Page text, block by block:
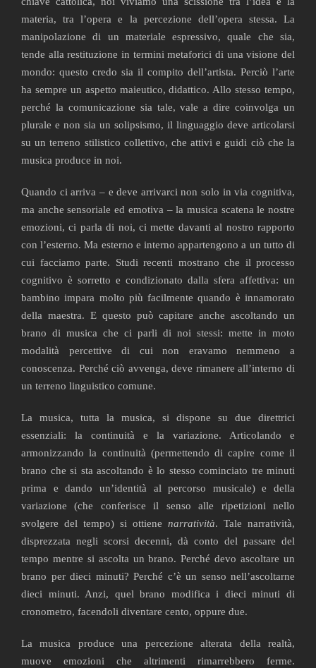
materia, tra l’opera e la percezione dell’opera stessa. La
manipolazione di un materiale espressivo, quale che sia,
tende alla restituzione in termini metaforici di una visione del
mondo: questo credo sia il compito dell’artista. Perciò l’arte
ha sempre un aspetto maieutico, didattico. Allo stesso tempo,
perché la comunicazione sia tale, vale a dire coinvolga un
plurale e non sia un solipsismo, il linguaggio deve articolarsi
su un terreno stilistico collettivo, che attivi e guidi ciò che la
musica produce in noi.
Quando ci arriva – e deve arrivarci non solo in via cognitiva,
ma anche sensoriale ed emotiva – la musica scatena le nostre
emozioni, ci parla di noi, ci mette davanti al nostro rapporto
con l’esterno. Ma esterno e interno appartengono a un tutto di
cui facciamo parte. Studi recenti mostrano che il processo
cognitivo è sorretto e condizionato dalla sfera affettiva: un
bambino impara molto più facilmente quando è innamorato
della maestra. E questo può capitare anche ascoltando un
brano di musica che ci parli di noi stessi: mette in moto
modalità percettive di cui non eravamo nemmeno a
conoscenza. Perché ciò avvenga, deve rimanere all’interno di
un terreno linguistico comune.
La musica, tutta la musica, si dispone su due direttrici
essenziali: la continuità e la variazione. Articolando e
armonizzando la continuità (permettendo di capire come il
brano che si sta ascoltando è lo stesso cominciato tre minuti
prima e dando un’identità al percorso musicale) e della
variazione (che conferisce il senso alle ripetizioni nello
svolgere del tempo) si ottiene narratività. Tale narratività,
disprezzata negli scorsi decenni, dà conto del passare del
tempo mentre si ascolta un brano. Perché devo ascoltare un
brano per dieci minuti? Perché c’è un senso nell’ascoltarne
dieci minuti. Anzi, quel brano modifica i dieci minuti di
cronometro, facendoli diventare cento, oppure due.
La musica produce una percezione alterata della realtà,
muove emozioni che altrimenti rimarrebbero ferme.